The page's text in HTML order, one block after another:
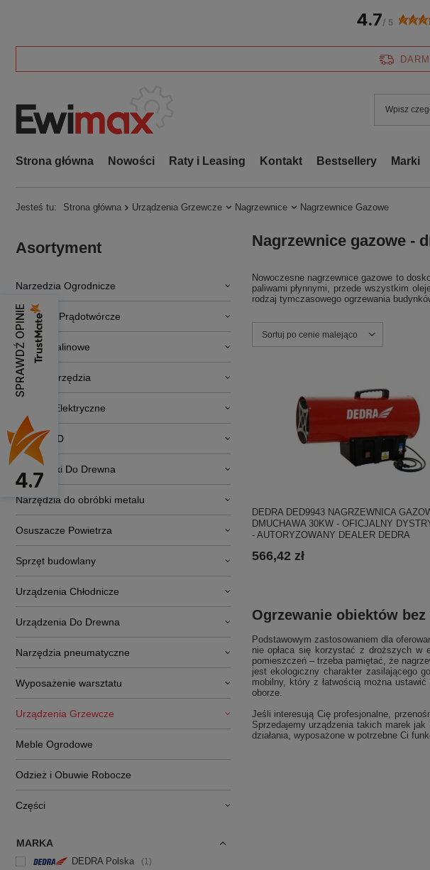
Strona główna Nowości Raty i Leasing Kontakt Bestsellery Marki
Jesteś tu: Strona główna Urządzenia Grzewcze Nagrzewnice Nagrzewnice Gazowe
Asortyment
Narzedzia Ogrodnicze
Agregaty Prądotwórcze
Silniki Spalinowe
Elektronarzędzia
Pojazdy Elektryczne
RTV i AGD
Obrabiarki Do Drewna
Narzędzia do obróbki metalu
Osuszacze Powietrza
Sprzęt budowlany
Urządzenia Chłodnicze
Urządzenia Do Drewna
Narzędzia pneumatyczne
Wyposażenie warsztatu
Urządzenia Grzewcze
Meble Ogrodowe
Odzież i Obuwie Robocze
Części
MARKA
DEDRA Polska 1
Nagrzewnice gazowe -
Nowoczesne nagrzewnice gazowe to
paliwami płynnymi, przede wszystkim
rodzaj tymczasowego ogrzewania
Zmień sortowanie
Sortuj po cenie malejąco
DEDRA DED9943 NAGRZEWNICA
DMUCHAWA 30KW - OFICJALNY
- AUTORYZOWANY DEALER DEDRA
566,42 zł
Ogrzewanie obiektów
Podstawowym zastosowaniem dla
nie opłaca się korzystać z droższych w
pomieszczeń – trzeba pamiętać, że
jest ekologiczny charakter zasilającego
mobilny, który z łatwością można
oborze.
Jeśli interesują Cię profesjonalne,
Sprzedajemy urządzenia takich marek
działania, wyposażone w potrzebne Ci
4.7/ 5
SPRAWDŹ OPINIE
4.7